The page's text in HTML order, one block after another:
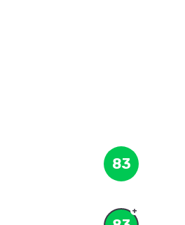
83